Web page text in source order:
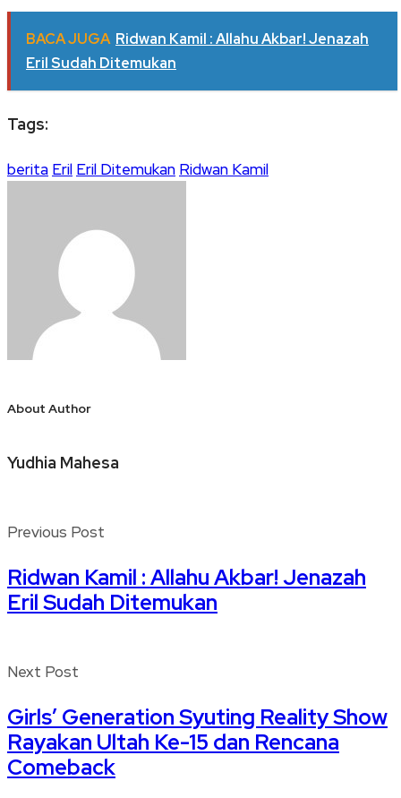
BACA JUGA Ridwan Kamil : Allahu Akbar! Jenazah
Eril Sudah Ditemukan
Tags:
berita Eril Eril Ditemukan Ridwan Kamil
About Author
Yudhia Mahesa
Previous Post
Ridwan Kamil : Allahu Akbar! Jenazah
Eril Sudah Ditemukan
Next Post
Girls’ Generation Syuting Reality Show
Rayakan Ultah Ke-15 dan Rencana
Comeback